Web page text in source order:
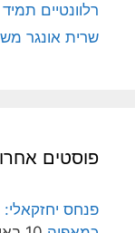
רלוונטיים תמיד
שרית אונגר
פוסטים
פנחס